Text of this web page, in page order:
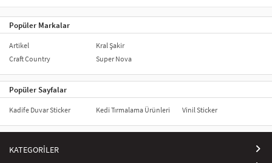
Popüler Markalar
Artikel
Craft Country
Kral Şakir
Super Nova
Popüler Sayfalar
Kadife Duvar Sticker Kedi Tırmalama Ürünleri Vinil Sticker
KATEGORİLER